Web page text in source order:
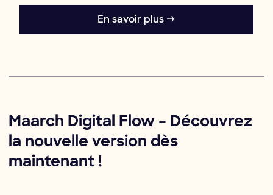
En savoir plus →
Maarch Digital Flow – Découvrez
la nouvelle version dès
maintenant !